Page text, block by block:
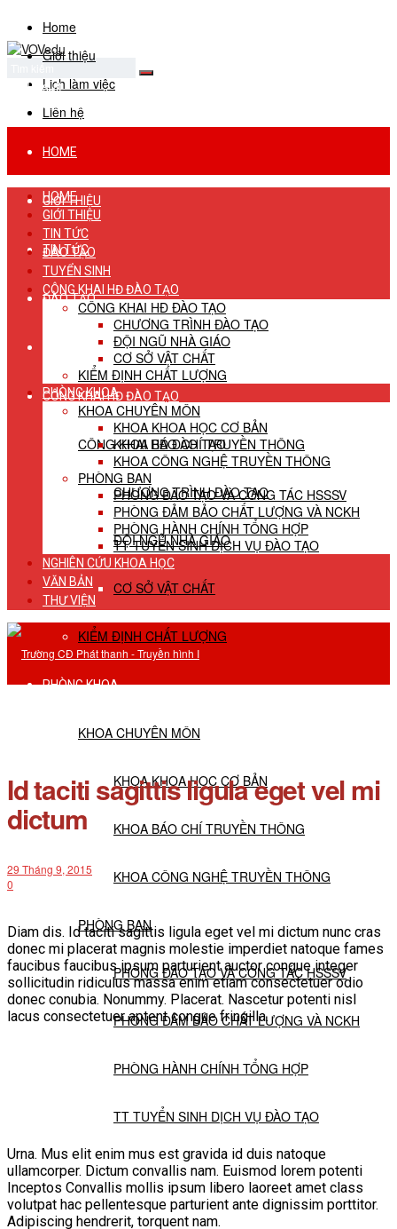
Home
Giới thiệu
Lịch làm việc
Liên hệ
No Result
View All Result
HOME
GIỚI THIỆU
TIN TỨC
ĐÀO TẠO
TUYỂN SINH
CÔNG KHAI HĐ ĐÀO TẠO
CÔNG KHAI HĐ ĐÀO TẠO
CHƯƠNG TRÌNH ĐÀO TẠO
ĐỘI NGŨ NHÀ GIÁO
CƠ SỞ VẬT CHẤT
KIỂM ĐỊNH CHẤT LƯỢNG
PHÒNG KHOA
KHOA CHUYÊN MÔN
KHOA KHOA HỌC CƠ BẢN
KHOA BÁO CHÍ TRUYỀN THÔNG
KHOA CÔNG NGHỆ TRUYỀN THÔNG
PHÒNG BAN
PHÒNG ĐÀO TẠO VÀ CÔNG TÁC HSSSV
PHÒNG ĐẢM BẢO CHẤT LƯỢNG VÀ NCKH
PHÒNG HÀNH CHÍNH TỔNG HỢP
TT TUYỂN SINH DỊCH VỤ ĐÀO TẠO
NGHIÊN CỨU KHOA HỌC
VĂN BẢN
HOME
GIỚI THIỆU
TIN TỨC
ĐÀO TẠO
TUYỂN SINH
CÔNG KHAI HĐ ĐÀO TẠO
CÔNG KHAI HĐ ĐÀO TẠO
CHƯƠNG TRÌNH ĐÀO TẠO
ĐỘI NGŨ NHÀ GIÁO
CƠ SỞ VẬT CHẤT
KIỂM ĐỊNH CHẤT LƯỢNG
PHÒNG KHOA
KHOA CHUYÊN MÔN
KHOA KHOA HỌC CƠ BẢN
KHOA BÁO CHÍ TRUYỀN THÔNG
KHOA CÔNG NGHỆ TRUYỀN THÔNG
PHÒNG BAN
PHÒNG ĐÀO TẠO VÀ CÔNG TÁC HSSSV
PHÒNG ĐẢM BẢO CHẤT LƯỢNG VÀ NCKH
PHÒNG HÀNH CHÍNH TỔNG HỢP
TT TUYỂN SINH DỊCH VỤ ĐÀO TẠO
NGHIÊN CỨU KHOA HỌC
VĂN BẢN
THƯ VIỆN
Id taciti sagittis ligula eget vel mi
dictum
29 Tháng 9, 2015
0
Diam dis. Id taciti sagittis ligula eget vel mi dictum nunc cras
donec mi placerat magnis molestie imperdiet natoque fames
faucibus faucibus ipsum parturient auctor congue integer
sollicitudin ridiculus massa enim etiam consectetuer odio
donec conubia. Nonummy. Placerat. Nascetur potenti nisl
lacus consectetuer aptent congue fringilla.
Urna. Mus elit enim mus est gravida id duis natoque
ullamcorper. Dictum convallis nam. Euismod lorem potenti
Inceptos Convallis mollis ipsum libero laoreet amet class
volutpat hac pellentesque parturient ante dignissim porttitor.
Adipiscing hendrerit, torquent nam.